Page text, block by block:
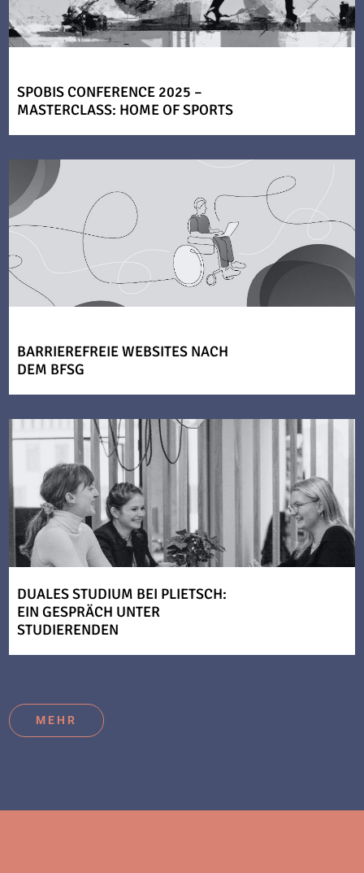
SPOBIS CONFERENCE 2025 –
MASTERCLASS: HOME OF SPORTS
BARRIEREFREIE WEBSITES NACH
DEM BFSG
DUALES STUDIUM BEI PLIETSCH:
EIN GESPRÄCH UNTER
STUDIERENDEN
MEHR